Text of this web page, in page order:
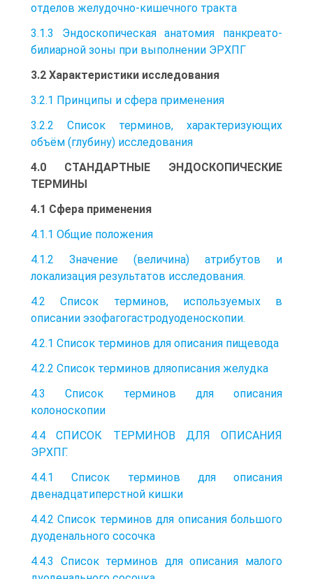
отделов желудочно-кишечного тракта
3.1.3 Эндоскопическая анатомия панкреато-
билиарной зоны при выполнении ЭРХПГ
3.2 Характеристики исследования
3.2.1 Принципы и сфера применения
3.2.2 Список терминов, характеризующих
объём (глубину) исследования
4.0 СТАНДАРТНЫЕ ЭНДОСКОПИЧЕСКИЕ
ТЕРМИНЫ
4.1 Сфера применения
4.1.1 Общие положения
4.1.2 Значение (величина) атрибутов и
локализация результатов исследования.
4.2 Список терминов, используемых в
описании эзофагогастродуоденоскопии.
4.2.1 Список терминов для описания пищевода
4.2.2 Список терминов дляописания желудка
4.3 Список терминов для описания
колоноскопии
4.4 СПИСОК ТЕРМИНОВ ДЛЯ ОПИСАНИЯ
ЭРХПГ.
4.4.1 Список терминов для описания
двенадцатиперстной кишки
4.4.2 Список терминов для описания большого
дуоденального сосочка
4.4.3 Список терминов для описания малого